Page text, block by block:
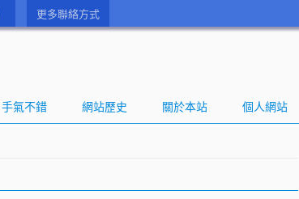
更多聯絡方式
手氣不錯 網站歷史 關於本站 個人網站